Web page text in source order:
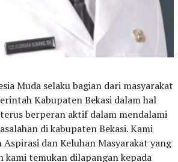
Muda selaku bagian dari masyarakat
Kabupaten Bekasi dalam hal
berperan aktif dalam mendalami
di kabupaten Bekasi. Kami
Aspirasi dan Keluhan Masyarakat yang
kami temukan dilapangan kepada